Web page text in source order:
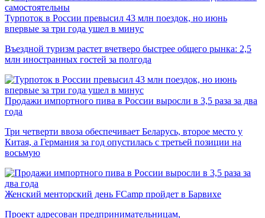
Турпоток в России превысил 43 млн поездок, но июнь
впервые за три года ушел в минус
Въездной туризм растет вчетверо быстрее общего рынка: 2,5
млн иностранных гостей за полгода
Продажи импортного пива в России выросли в 3,5 раза за два
года
Три четверти ввоза обеспечивает Беларусь, второе место у
Китая, а Германия за год опустилась с третьей позиции на
восьмую
Женский менторский день FCamp пройдет в Барвихе
Проект адресован предпринимательницам,